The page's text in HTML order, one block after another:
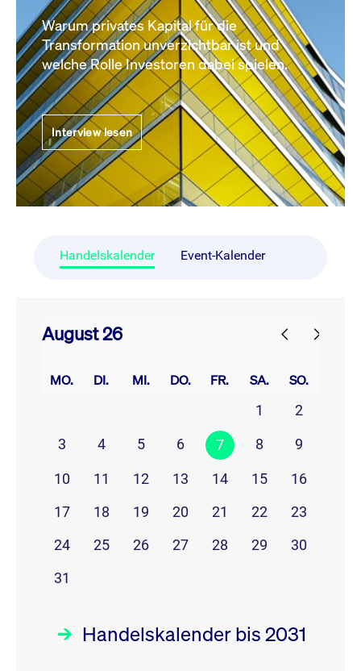
Warum privates Kapital für die
Transformation unverzichtbar ist und
welche Rolle Investoren dabei spielen.
Interview lesen
Handelskalender Event-Kalender
August 26
MO. DI. MI. DO. FR. SA. SO.
1
2
3
4 5 6 7 8 9
10 11 12 13 14 15
16
17
18 19 20 21 22
23
24
25 26 27 28 29
30
31
Handelskalender bis 2031